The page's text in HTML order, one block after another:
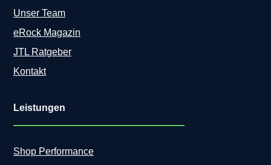
Unser Team
eRock Magazin
JTL Ratgeber
Kontakt
Leistungen
Shop Performance